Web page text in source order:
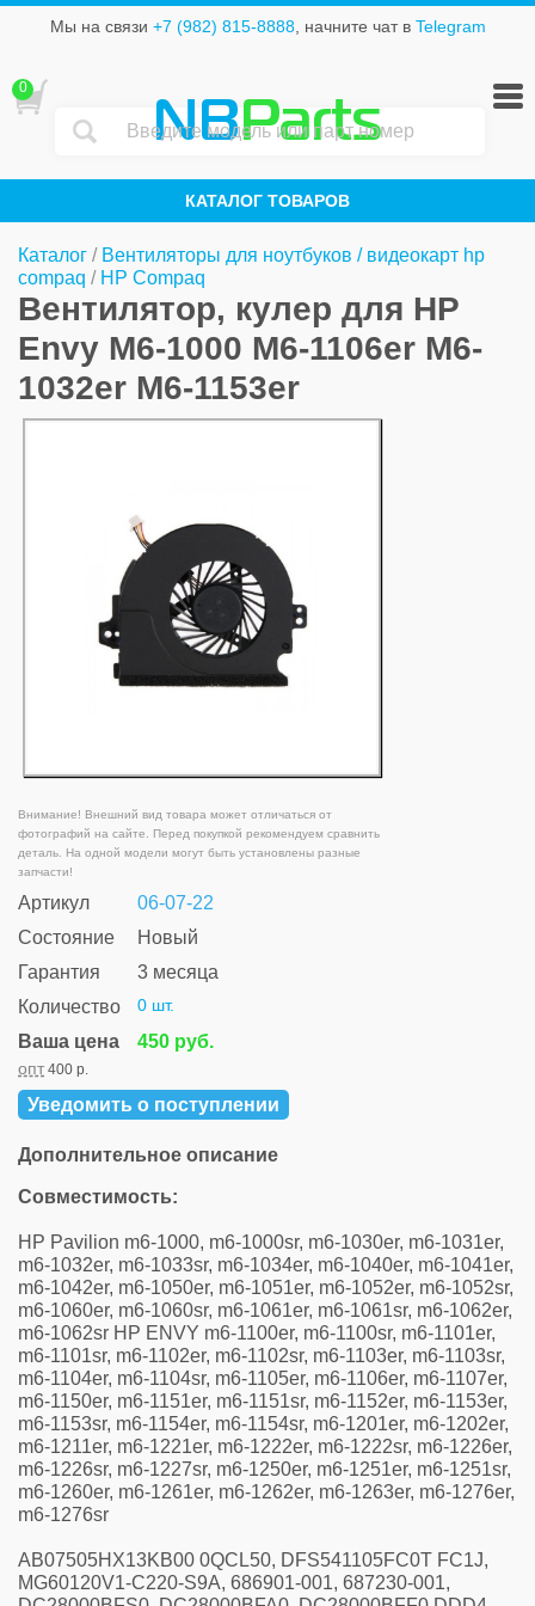
Мы на связи +7 (982) 815-8888, начните чат в Telegram
NBParts
КАТАЛОГ ТОВАРОВ
0
Каталог / Вентиляторы для ноутбуков / видеокарт hp
compaq / HP Compaq
Вентилятор, кулер для HP
Envy M6-1000 M6-1106er M6-
1032er M6-1153er
Внимание! Внешний вид товара может отличаться от
фотографий на сайте. Перед покупкой рекомендуем сравнить
деталь. На одной модели могут быть установлены разные
запчасти!
Артикул
06-07-22
Состояние
Новый
Гарантия
3 месяца
Количество
0 шт.
Ваша цена 450 руб.
опт 400 р.
Уведомить о поступлении
Дополнительное описание
Совместимость:
HP Pavilion m6-1000, m6-1000sr, m6-1030er, m6-1031er,
m6-1032er, m6-1033sr, m6-1034er, m6-1040er, m6-1041er,
m6-1042er, m6-1050er, m6-1051er, m6-1052er, m6-1052sr,
m6-1060er, m6-1060sr, m6-1061er, m6-1061sr, m6-1062er,
m6-1062sr HP ENVY m6-1100er, m6-1100sr, m6-1101er,
m6-1101sr, m6-1102er, m6-1102sr, m6-1103er, m6-1103sr,
m6-1104er, m6-1104sr, m6-1105er, m6-1106er, m6-1107er,
m6-1150er, m6-1151er, m6-1151sr, m6-1152er, m6-1153er,
m6-1153sr, m6-1154er, m6-1154sr, m6-1201er, m6-1202er,
m6-1211er, m6-1221er, m6-1222er, m6-1222sr, m6-1226er,
m6-1226sr, m6-1227sr, m6-1250er, m6-1251er, m6-1251sr,
m6-1260er, m6-1261er, m6-1262er, m6-1263er, m6-1276er,
m6-1276sr
AB07505HX13KB00 0QCL50, DFS541105FC0T FC1J,
MG60120V1-C220-S9A, 686901-001, 687230-001,